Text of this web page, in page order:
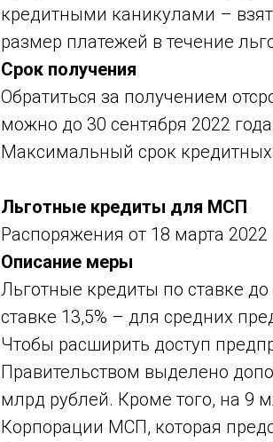
кредитными каникулами –
размер платежей в течение
Срок получения
Обратиться за получением
можно до 30 сентября 2022
Максимальный срок
Льготные кредиты для МСП
Распоряжения от 18 марта
Описание меры
Льготные кредиты по ставке
ставке 13,5% – для средних
Чтобы расширить доступ
Правительством выделено
млрд рублей. Кроме того, на 9
Корпорации МСП, которая